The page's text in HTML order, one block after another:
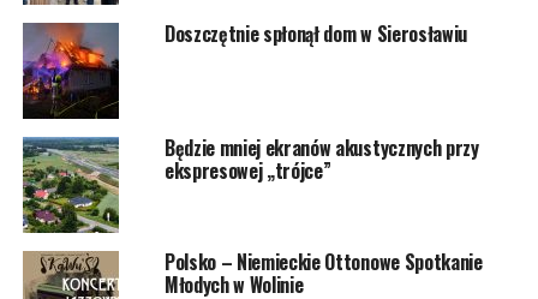
Doszczętnie spłonął dom w Sierosławiu
Będzie mniej ekranów akustycznych przy
ekspresowej „trójce”
Polsko – Niemieckie Ottonowe Spotkanie
Młodych w Wolinie